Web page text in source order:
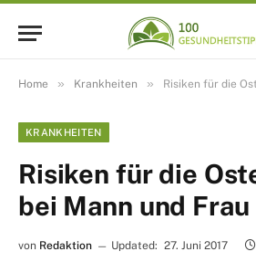
Home » Krankheiten » Risiken für die
KRANKHEITEN
Risiken für die
bei Mann und Frau
von Redaktion Updated: 27. Juni 2017